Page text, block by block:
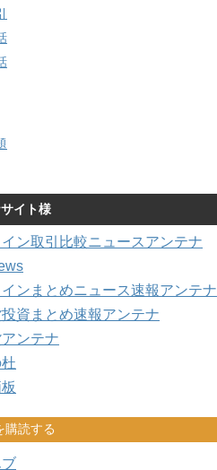
イト様
イン取引比較ニュースアンテナ
インまとめニュース速報アンテナ
資まとめ速報アンテナ
ンテナ
購読する